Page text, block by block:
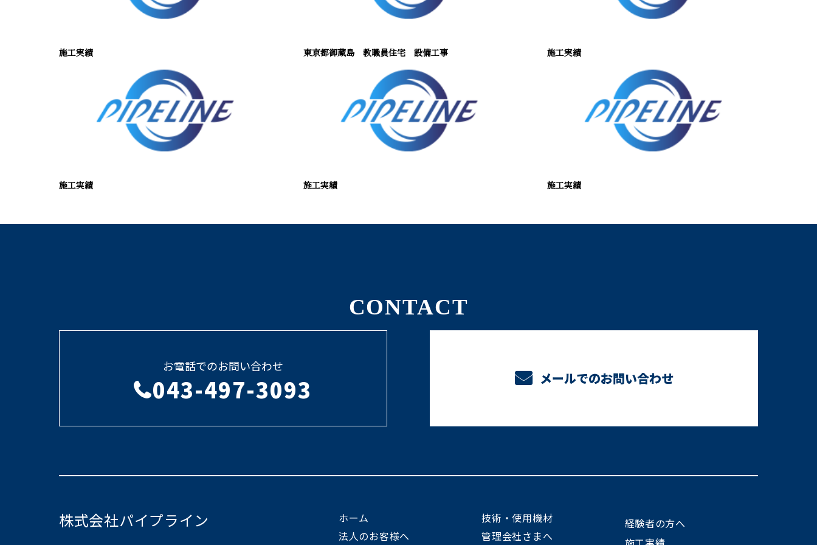
施工実績 東京都御蔵島 教職員住宅 設備工事 施工実績
施工実績 施工実績 施工実績
CONTACT
お電話でのお問い合わせ
043-497-3093 メールでのお問い合わせ
株式会社パイプライン
ホーム
法人のお客様へ
技術・使用機材
管理会社さまへ
経験者の方へ